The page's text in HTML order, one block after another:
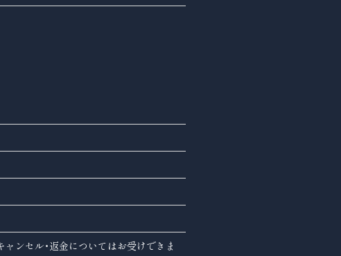
ンセル・返金についてはお受けできま